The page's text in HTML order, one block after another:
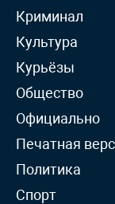
Криминал
Культура
Курьёзы
Общество
Официально
Печатная
Политика
Спорт